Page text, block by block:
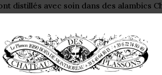
distillés avec soin dans des alambics
vie de Cognac, le Pineau repose
déguste idéalement frais, à une